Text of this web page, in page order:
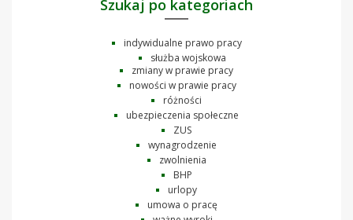
Szukaj po kategoriach
indywidualne prawo pracy
służba wojskowa
zmiany w prawie pracy
nowości w prawie pracy
różności
ubezpieczenia społeczne
ZUS
wynagrodzenie
zwolnienia
BHP
urlopy
umowa o pracę